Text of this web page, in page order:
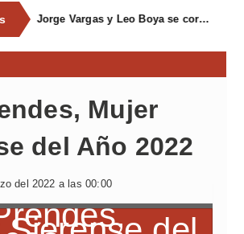
Jorge Vargas y Leo Boya se coronan como mejores escanciadores en El Carbayu
Mujer
del Año 2022
del 2022 a las 00:00